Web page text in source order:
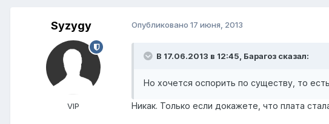
Syzygy
VIP
Опубликовано 17 июня, 2013
В 17.06.2013 в 12:45, Барагоз сказал:
Но хочется оспорить по существу, то
Никак. Только если докажете, что плата